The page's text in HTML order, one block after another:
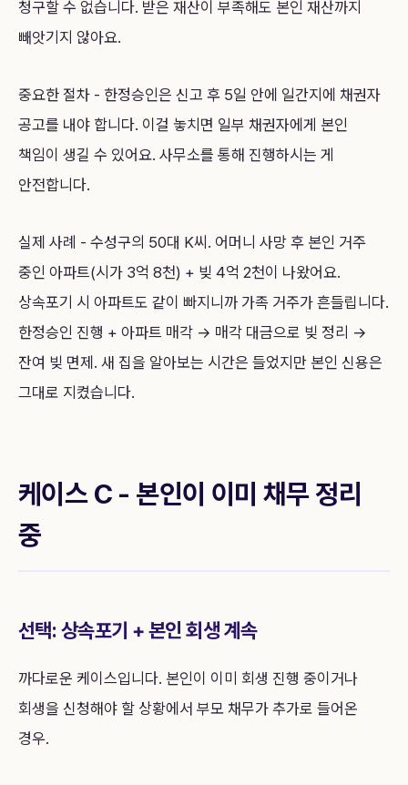
청구할 수 없습니다. 받은 재산이 부족해도 본인 재산까지
빼앗기지 않아요.
중요한 절차 - 한정승인은 신고 후 5일 안에 일간지에 채권자
공고를 내야 합니다. 이걸 놓치면 일부 채권자에게 본인
책임이 생길 수 있어요. 사무소를 통해 진행하시는 게
안전합니다.
실제 사례 - 수성구의 50대 K씨. 어머니 사망 후 본인 거주
중인 아파트(시가 3억 8천) + 빚 4억 2천이 나왔어요.
상속포기 시 아파트도 같이 빠지니까 가족 거주가 흔들립니다.
한정승인 진행 + 아파트 매각 → 매각 대금으로 빚 정리 →
잔여 빚 면제. 새 집을 알아보는 시간은 들었지만 본인 신용은
그대로 지켰습니다.
케이스 C - 본인이 이미 채무 정리
중
선택: 상속포기 + 본인 회생 계속
까다로운 케이스입니다. 본인이 이미 회생 진행 중이거나
회생을 신청해야 할 상황에서 부모 채무가 추가로 들어온
경우.